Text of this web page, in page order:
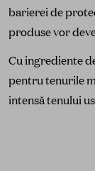
barierei de
produse vor
Cu ingrediente
pentru tenurile
intensă tenului